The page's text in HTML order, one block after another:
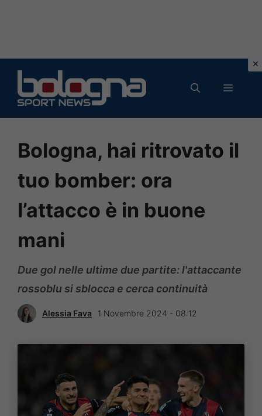
contenuto
MENU
Bologna, hai ritrovato il
tuo bomber: ora
l’attacco è in buone
mani
Due gol nelle ultime due partite: l'attaccante
rossoblu si sblocca e cerca continuità
Alessia Fava 1 Novembre 2024 - 08:12